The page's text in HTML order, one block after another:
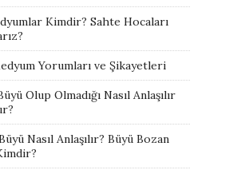
Kimdir? Sahte Hocaları
Yorumları ve Şikayetleri
Olup Olmadığı Nasıl Anlaşılır
Nasıl Anlaşılır? Büyü Bozan